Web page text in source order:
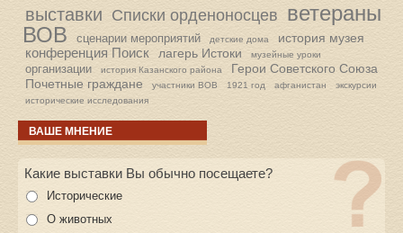
выставки Списки орденоносцев ветераны
ВОВ
сценарии мероприятий детские дома история музея
конференция Поиск лагерь Истоки музейные уроки
организации история Казанского района
Герои Советского Союза
Почетные граждане
участники ВОВ 1921 год афганистан
экскурсии
исторические исследования
ВАШЕ МНЕНИЕ
Какие выставки Вы обычно посещаете?
Исторические
О животных